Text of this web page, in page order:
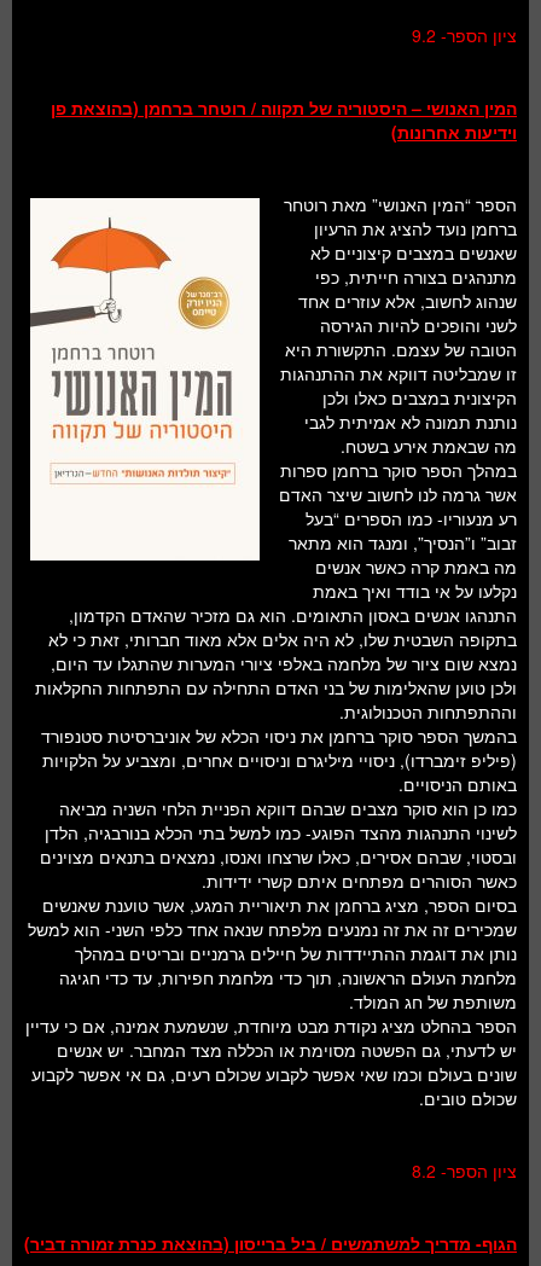
ציון הספר- 9.2
המין האנושי – היסטוריה של תקווה / רוטחר ברחמן (בהוצאת פן
וידיעות אחרונות)
הספר “המין האנושי” מאת רוטחר
ברחמן נועד להציג את הרעיון
שאנשים במצבים קיצוניים לא
מתנהגים בצורה חייתית, כפי
שנהוג לחשוב, אלא עוזרים אחד
לשני והופכים להיות הגירסה
הטובה של עצמם. התקשורת היא
זו שמבליטה דווקא את ההתנהגות
הקיצונית במצבים כאלו ולכן
נותנת תמונה לא אמיתית לגבי
מה שבאמת אירע בשטח.
במהלך הספר סוקר ברחמן ספרות
אשר גרמה לנו לחשוב שיצר האדם
רע מנעוריו- כמו הספרים “בעל
זבוב” ו”הנסיך”, ומנגד הוא מתאר
מה באמת קרה כאשר אנשים
נקלעו על אי בודד ואיך באמת
התנהגו אנשים באסון התאומים. הוא גם מזכיר שהאדם הקדמון,
בתקופה השבטית שלו, לא היה אלים אלא מאוד חברותי, זאת כי לא
נמצא שום ציור של מלחמה באלפי ציורי המערות שהתגלו עד היום,
ולכן טוען שהאלימות של בני האדם התחילה עם התפתחות החקלאות
וההתפתחות הטכנולוגית.
בהמשך הספר סוקר ברחמן את ניסוי הכלא של אוניברסיטת סטנפורד
(פיליפ זימברדו), ניסויי מיליגרם וניסויים אחרים, ומצביע על הלקויות
באותם הניסויים.
כמו כן הוא סוקר מצבים שבהם דווקא הפניית הלחי השניה מביאה
לשינוי התנהגות מהצד הפוגע- כמו למשל בתי הכלא בנורבגיה, הלדן
ובסטוי, שבהם אסירים, כאלו שרצחו ואנסו, נמצאים בתנאים מצוינים
כאשר הסוהרים מפתחים איתם קשרי ידידות.
בסיום הספר, מציג ברחמן את תיאוריית המגע, אשר טוענת שאנשים
שמכירים זה את זה נמנעים מלפתח שנאה אחד כלפי השני- הוא למשל
נותן את דוגמת ההתיידדות של חיילים גרמניים ובריטים במהלך
מלחמת העולם הראשונה, תוך כדי מלחמת חפירות, עד כדי חגיגה
משותפת של חג המולד.
הספר בהחלט מציג נקודת מבט מיוחדת, שנשמעת אמינה, אם כי עדיין
יש לדעתי, גם הפשטה מסוימת או הכללה מצד המחבר. יש אנשים
שונים בעולם וכמו שאי אפשר לקבוע שכולם רעים, גם אי אפשר לקבוע
שכולם טובים.
ציון הספר- 8.2
הגוף- מדריך למשתמשים / ביל ברייסון (בהוצאת כנרת זמורה דביר)